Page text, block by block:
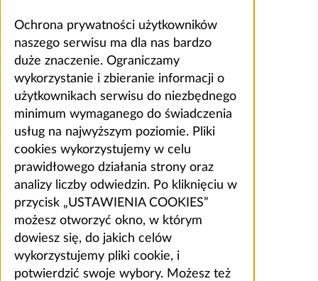
Ochrona prywatności użytkowników
naszego serwisu ma dla nas bardzo
duże znaczenie. Ograniczamy
wykorzystanie i zbieranie informacji o
użytkownikach serwisu do niezbędnego
minimum wymaganego do świadczenia
usług na najwyższym poziomie. Pliki
cookies wykorzystujemy w celu
prawidłowego działania strony oraz
analizy liczby odwiedzin. Po kliknięciu w
przycisk „USTAWIENIA COOKIES”
możesz otworzyć okno, w którym
dowiesz się, do jakich celów
wykorzystujemy pliki cookie, i
potwierdzić swoje wybory. Możesz też